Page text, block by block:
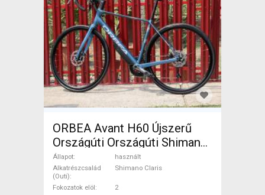
ORBEA Avant H60 Újszerű
Országúti Országúti Shimano
Claris tárcsafék használt
ELADÓ
Állapot
használt
Alkatrészcsalád
(Outi)
Shimano Claris
Fokozatok elöl
2